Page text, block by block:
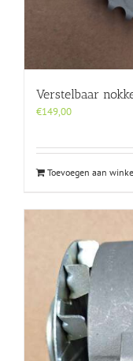
Verstelbaar
€149,00
Toevoegen aan